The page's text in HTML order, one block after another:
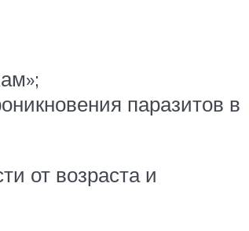
паразитов в
от возраста и